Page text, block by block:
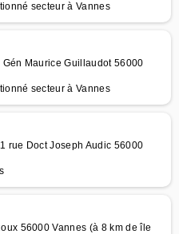
secteur à Vannes
Maurice Guillaudot 56000
secteur à Vannes
rue Doct Joseph Audic 56000
56000 Vannes (à 8 km de île